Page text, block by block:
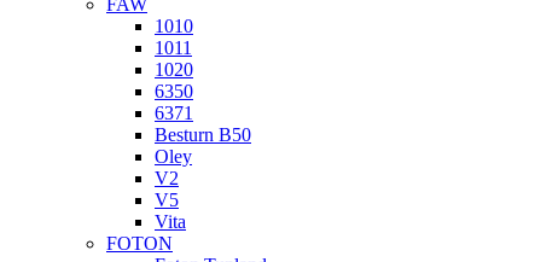
FAW
1010
1011
1020
6350
6371
Besturn B50
Oley
V2
V5
Vita
FOTON